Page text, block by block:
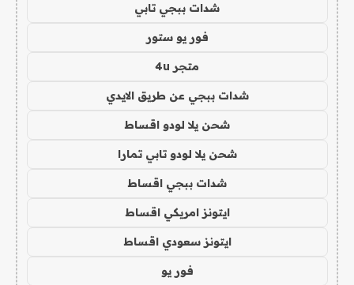
شدات ببجي تابي
فور يو ستور
متجر 4u
شدات ببجي عن طريق الايدي
شحن يلا لودو اقساط
شحن يلا لودو تابي تمارا
شدات ببجي اقساط
ايتونز امريكي اقساط
ايتونز سعودي اقساط
فور يو